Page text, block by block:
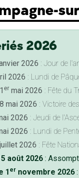
2026
2026 : Jour de
2026 : Lundi de
ermai 2026 : Fête du
mai 2026 : Victoire
2026 : Jeudi de
2026 : Lundi de
2026 : Fête
août 2026:
1 ernovembre 2026: